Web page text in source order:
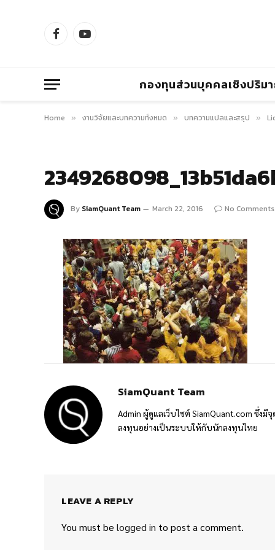
FacebookYouTube
กองทุนส่วนบุคคลเชิงปริม
Home » งานวิจัยและบทความทั้งหมด » บทความแปลและสรุป »
By SiamQuant Team March 22, 2016 No Comments
SiamQuant Team
Admin ผู้ดูแลเว็บไซต์ SiamQuant.com ซึ่ง
ลงทุนอย่างเป็นระบบให้กับนักลงทุนไทย
LEAVE A REPLY
You must be logged in to post a comment.